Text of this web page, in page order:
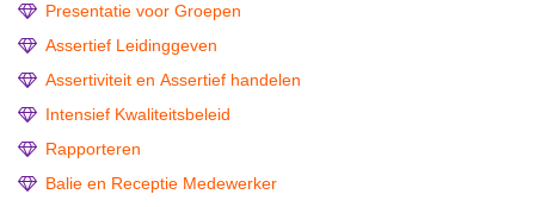
Presentatie voor Groepen
Assertief Leidinggeven
Assertiviteit en Assertief handelen
Intensief Kwaliteitsbeleid
Rapporteren
Balie en Receptie Medewerker